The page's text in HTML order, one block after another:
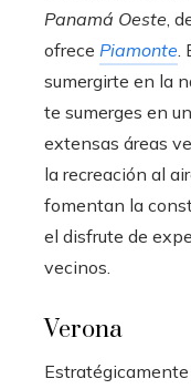
Panamá Oeste ,
ofrece Piamonte
sumergirte en la
te sumerges en
extensas áreas
la recreación al
fomentan la
el disfrute de
vecinos.
Verona